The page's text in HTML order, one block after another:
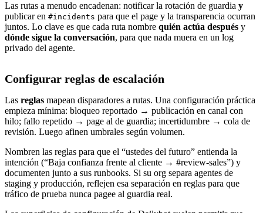
Las rutas a menudo encadenan: notificar la rotación de guardia y
publicar en #incidents para que el page y la transparencia ocurran
juntos. Lo clave es que cada ruta nombre quién actúa después y
dónde sigue la conversación, para que nada muera en un log
privado del agente.
Configurar reglas de escalación
Las reglas mapean disparadores a rutas. Una configuración práctica
empieza mínima: bloqueo reportado → publicación en canal con
hilo; fallo repetido → page al de guardia; incertidumbre → cola de
revisión. Luego afinen umbrales según volumen.
Nombren las reglas para que el “ustedes del futuro” entienda la
intención (“Baja confianza frente al cliente → #review-sales”) y
documenten junto a sus runbooks. Si su org separa agentes de
staging y producción, reflejen esa separación en reglas para que
tráfico de prueba nunca pagee al guardia real.